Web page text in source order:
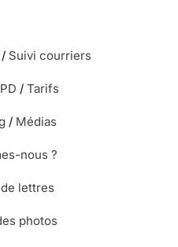
/ Suivi courriers
/ Tarifs
/ Médias
nous ?
lettres
photos